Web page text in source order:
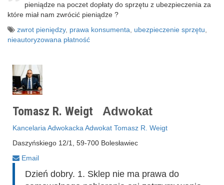
pieniądze na poczet dopłaty do sprzętu z ubezpieczenia za
które miał nam zwrócić pieniądze ?
zwrot pieniędzy, prawa konsumenta ubezpieczenie sprzętu
nieautoryzowana płatność
Tomasz R. Weigt Adwokat
Kancelaria Adwokacka Adwokat Tomasz R. Weigt
Daszyńskiego 12/1, 59-700 Bolesławiec
Email
Dzień dobry. 1. Sklep nie ma prawa do